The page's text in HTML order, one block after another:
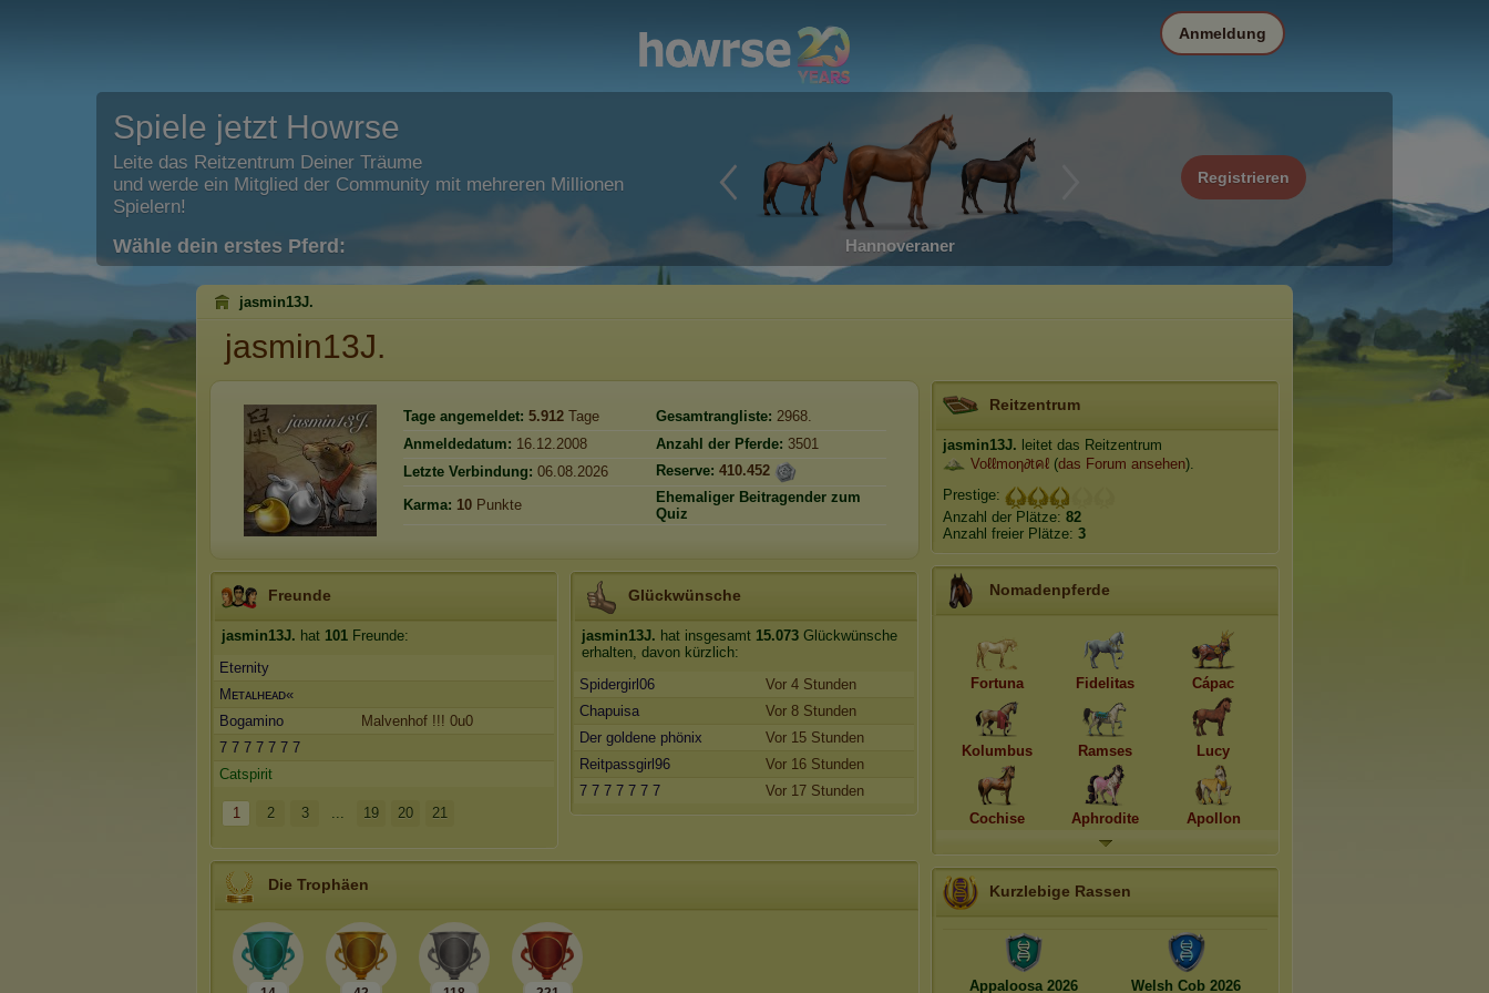
Spiele jetzt Howrse
Leite das Reitzentrum Deiner Träume
und werde ein Mitglied der Community mit mehreren Millionen
Spielern!
Wähle dein erstes Pferd: Hannoveraner
Registrieren
Anmeldung
jasmin13J.
jasmin13J.
Tage angemeldet: 5.912 Tage Gesamtrangliste: 2968.
Anmeldedatum: 16.12.2008 Anzahl der Pferde: 3501
Letzte Verbindung: 06.08.2026 Reserve: 410.452
Karma: 10 Punkte Ehemaliger Beitragender zum
Quiz
Freunde
jasmin13J. hat 101 Freunde:
Eternity
Mᴇᴛᴀʟʜᴇᴀᴅ«
Bogamino
Malvenhof !!! 0u0
7 7 7 7 7 7 7
Catspirit
1 2 3 ... 19 20 21
Glückwünsche
jasmin13J. hat insgesamt 15.073 Glückwünsche
erhalten, davon kürzlich:
Spidergirl06
Vor 4 Stunden
Chapuisa
Vor 8 Stunden
Der goldene phönix
Vor 15 Stunden
Reitpassgirl96
Vor 16 Stunden
7 7 7 7 7 7 7
Vor 17 Stunden
Die Trophäen
Reitzentrum
jasmin13J. leitet das Reitzentrum
Voℓℓmoη∂tคℓ (das Forum ansehen).
Prestige:
Anzahl der Plätze: 82
Anzahl freier Plätze: 3
Nomadenpferde
Fortuna Fidelitas Cápac
Kolumbus Ramses Lucy
Cochise Aphrodite Apollon
Kurzlebige Rassen
Appaloosa 2026 Welsh Cob 2026